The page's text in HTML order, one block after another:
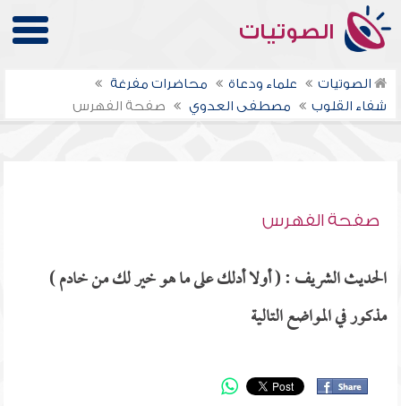
الصوتيات
الصوتيات علماء ودعاة
محاضرات مفرغة
شفاء القلوب
مصطفى العدوي صفحة الفهرس
صفحة الفهرس
الحديث الشريف : ( أولا أدلك على ما هو خير لك من خادم )
مذكور في المواضع التالية